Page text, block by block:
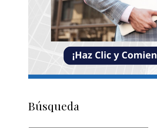
Búsqueda